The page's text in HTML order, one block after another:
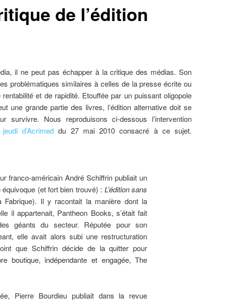
de l’édition
il ne peut pas échapper à la critique des médias. Son
problématiques similaires à celles de la presse écrite ou
et de rapidité. Etouffée par un puissant oligopole
une grande partie des livres, l’édition alternative doit se
survivre. Nous reproduisons ci-dessous l’intervention
jeudi d’Acrimed du 27 mai 2010 consacré à ce sujet.
franco-américain André Schiffrin publiait un
(et fort bien trouvé) : L’édition sans
Fabrique). Il y racontait la manière dont la
il appartenait, Pantheon Books, s’était fait
géants du secteur. Réputée pour son
elle avait alors subi une restructuration
que Schiffrin décide de la quitter pour
boutique, indépendante et engagée, The
Pierre Bourdieu publiait dans la revue